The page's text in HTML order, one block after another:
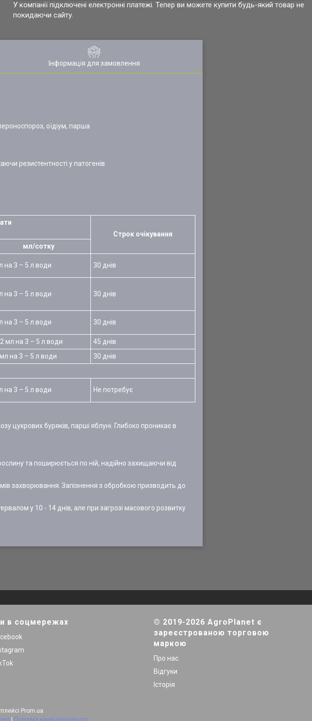
У компанії підключені електронні платежі. Тепер ви можете купити будь-який товар не
покидаючи сайту.
Інформація для замовлення
оїдіум, парша
резистентності у патогенів
Строк очікування
мл/сотку
на 3 – 5 л води 30 днів
на 3 – 5 л води 30 днів
на 3 – 5 л води 30 днів
мл на 3 – 5 л води
45 днів
на 3 – 5 л води
30 днів
на 3 – 5 л води Не потребує
цукрових буряків, парші яблуні. Глибоко проникає в
та поширюється по ній, надійно захищаючи від
захворювання. Запізнення з обробкою призводить до
у 10 - 14 днів, але при загрозі масового розвитку
в соцмережах
© 2019-2026 AgroPlanet є
зареєстрованою торговою
маркою
Про нас
Відгуки
Історія
Prom.ua
Політика конфіденційності